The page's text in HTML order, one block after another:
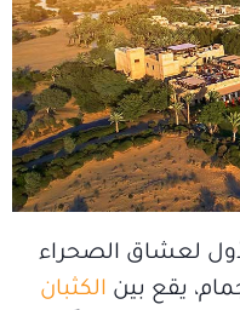
لعشاق الصحراء
يقع بين الكثبان